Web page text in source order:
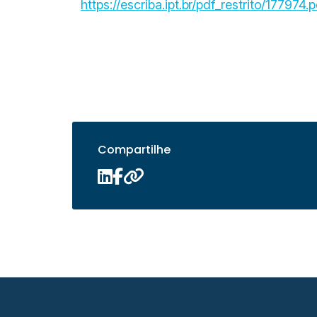
https://escriba.ipt.br/pdf_restrito/
Compartilhe